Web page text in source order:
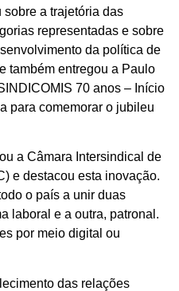
sobre a trajetória das
representadas e sobre
da política de
também entregou a Paulo
70 anos – Início
para comemorar o jubileu
a Câmara Intersindical de
e destacou esta inovação.
o país a unir duas
laboral e a outra, patronal.
por meio digital ou
das relações